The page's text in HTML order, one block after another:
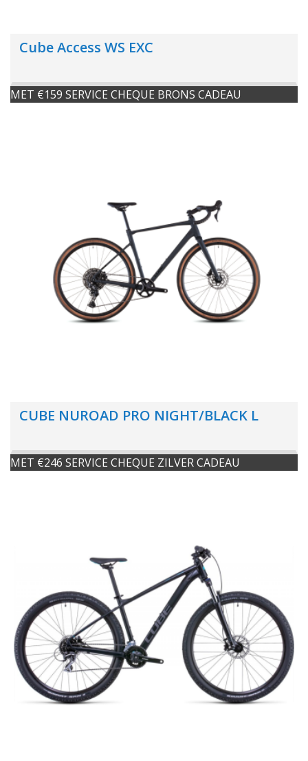
Cube Access WS EXC
MET €159 SERVICE CHEQUE BRONS CADEAU
CUBE NUROAD PRO NIGHT/BLACK L
MET €246 SERVICE CHEQUE ZILVER CADEAU